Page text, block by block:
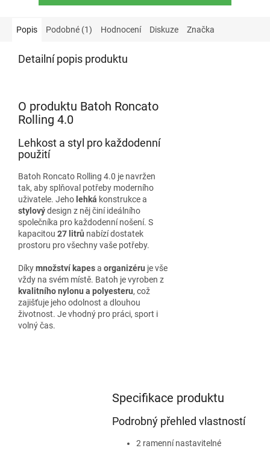
Popis Podobné (1) Hodnocení Diskuze Značka
Detailní popis produktu
O produktu Batoh Roncato
Rolling 4.0
Lehkost a styl pro každodenní
použití
Batoh Roncato Rolling 4.0 je navržen
tak, aby splňoval potřeby moderního
uživatele. Jeho lehká konstrukce a
stylovýdesign z něj činí ideálního
společníka pro každodenní nošení. S
kapacitou 27 litrů nabízí dostatek
prostoru pro všechny vaše potřeby.
Díkymnožství kapesa organizéru je vše
vždy na svém místě. Batoh je vyroben z
kvalitního nylonu a polyesteru, což
zajišťuje jeho odolnost a dlouhou
životnost. Je vhodný pro práci, sport i
volný čas.
Specifikace produktu
Podrobný přehled vlastností
2 ramenní nastavitelné